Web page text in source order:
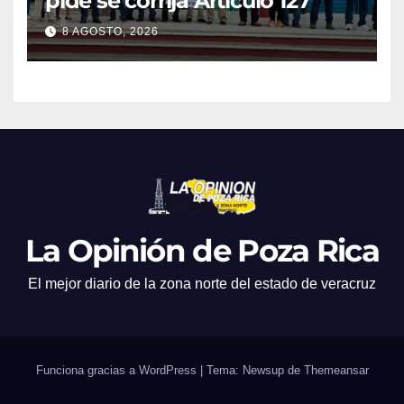
8 AGOSTO, 2026
La Opinión de Poza Rica
El mejor diario de la zona norte del estado de veracruz
Funciona gracias a WordPress | Tema: Newsup de Themeansar